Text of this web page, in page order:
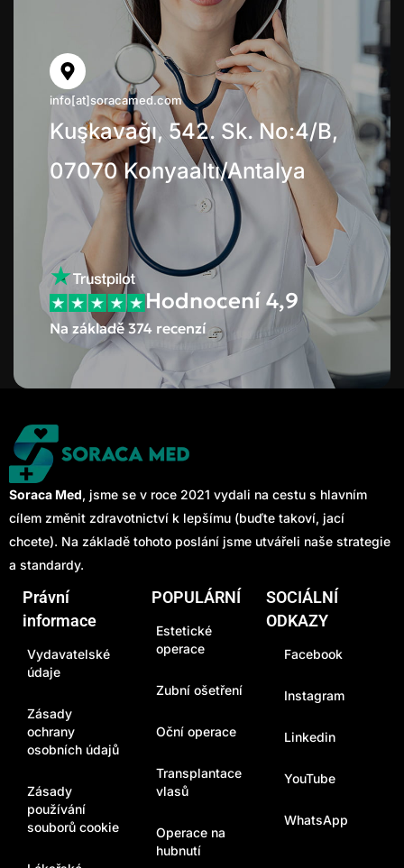
info[at]soracamed.com
Kuşkavağı, 542. Sk. No:4/B,
07070 Konyaaltı/Antalya
Hodnocení 4,9
Na základě 374 recenzí
Soraca Med, jsme se v roce 2021 vydali na cestu s hlavním
cílem změnit zdravotnictví k lepšímu (buďte takoví, jací
chcete). Na základě tohoto poslání jsme utvářeli naše strategie
a standardy.
Právní
informace
Vydavatelské
údaje
Zásady
ochrany
osobních údajů
Zásady
používání
souborů cookie
POPULÁRNÍ
Estetické
operace
Zubní ošetření
Oční operace
Transplantace
vlasů
Operace na
hubnutí
SOCIÁLNÍ
ODKAZY
Facebook
Instagram
Linkedin
YouTube
WhatsApp